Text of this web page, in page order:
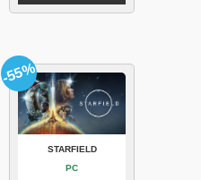
STARFIELD
PC
-55%